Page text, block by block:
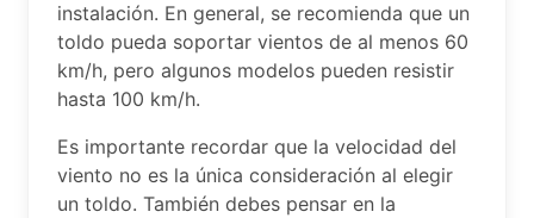
instalación. En general, se recomienda que un
toldo pueda soportar vientos de al menos 60
km/h, pero algunos modelos pueden resistir
hasta 100 km/h.
Es importante recordar que la velocidad del
viento no es la única consideración al elegir
un toldo. También debes pensar en la